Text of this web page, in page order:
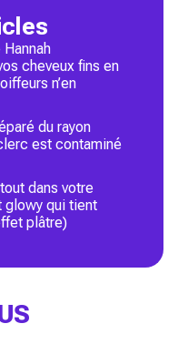
cheveux fins en
n’en
du rayon
est contaminé
dans votre
glowy qui tient
plâtre)